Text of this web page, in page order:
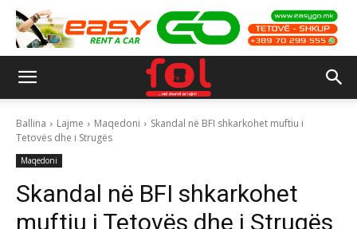
Ballina Lajme Maqedoni
Skandal në BFI shkarkohet muftiu i
Tetovës dhe i Strugës
Maqedoni
Skandal në BFI shkarkohet
muftiu i Tetovës dhe i Strugës